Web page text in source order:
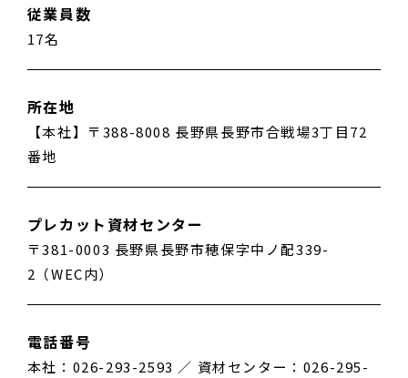
従業員数
17名
所在地
【本社】〒388-8008 長野県長野市合戦場3丁目72
番地
プレカット資材センター
〒381-0003 長野県長野市穂保字中ノ配339-
2（WEC内）
電話番号
本社：026-293-2593 ／ 資材センター：026-295-